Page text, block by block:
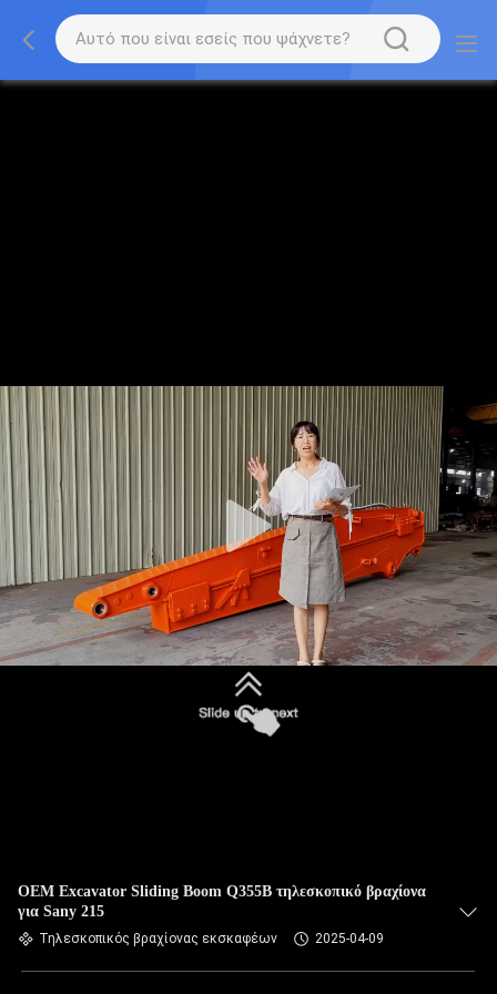
OEM Excavator Sliding Boom Q355B τηλεσκοπικό βραχίονα
για Sany 215
Τηλεσκοπικός βραχίονας εκσκαφέων 2025-04-09